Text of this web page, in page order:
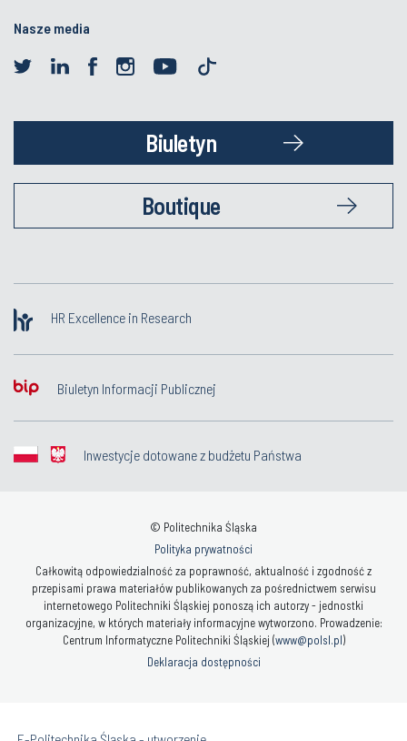
Nasze media
Biuletyn
Boutique
HR Excellence in Research
Biuletyn Informacji Publicznej
Inwestycje dotowane z budżetu Państwa
© Politechnika Śląska
Polityka prywatności
Całkowitą odpowiedzialność za poprawność, aktualność i zgodność z
przepisami prawa materiałów publikowanych za pośrednictwem serwisu
internetowego Politechniki Śląskiej ponoszą ich autorzy - jednostki
organizacyjne, w których materiały informacyjne wytworzono. Prowadzenie:
Centrum Informatyczne Politechniki Śląskiej (www@polsl.pl)
Deklaracja dostępności